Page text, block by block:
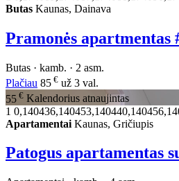
Butas Kaunas, Dainava
Pramonės apartmentas
Butas · kamb. · 2 asm.
Plačiau 85 € už 3 val.
55 € Kalendorius atnaujintas
1
Apartamentai Kaunas, Gričiupis
Patogus apartamentas